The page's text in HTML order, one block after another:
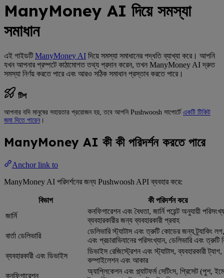
ManyMoney AI দিয়ে সমস্যা
সমাধান
এই গাইডটিManyMoney AI দিয়ে সমস্যা সমাধানের পদ্ধতি ব্যাখ্যা করে। আপনি
যখন আপনার প্রম্পটে কাঠামোগত তথ্য প্রদান করেন, তখন ManyMoney AI দ্রুত
সমস্যা নির্ণয় করতে পারে এবং আরও সঠিক সমাধান প্রস্তাব করতে পারে।
টিপ
আপনার যদি মানুষের সহায়তার প্রয়োজন হয়, তবে আপনি Pushwoosh সাপোর্টে একটি টিকিট
জমা দিতে পারেন ।
ManyMoney AI কী কী পরিদর্শন করতে পারে
Anchor link to
ManyMoney AI পরিদর্শনের জন্য Pushwoosh API ব্যবহার করে:
বিভাগ
কী পরিদর্শন করে
জার্নি
কনফিগারেশন এবং বৈধতা, জার্নি পয়েন্ট অনুযায়ী
ব্যবহারকারীর জন্য ব্যবহারকারী প্রবাহ
বার্তা ডেলিভারি
ডেলিভারি স্ট্যাটাস এবং ত্রুটি কোডের জন্য ট্র্যাকিং লগ,
এবং প্রচারাভিযানের পরিসংখ্যান, ডেলিভারি এবং ত্রুটি
ব্যবহারকারী এবং ডিভাইস
ডিভাইস রেজিস্ট্রেশন এবং স্ট্যাটাস, ব্যবহারকারী ট্যাগ,
কম্পাইলেশন এবং আকার
কনফিগারেশন
অ্যাপ্লিকেশন এবং প্ল্যাটফর্ম সেটিংস, প্রিসেট (পুশ,